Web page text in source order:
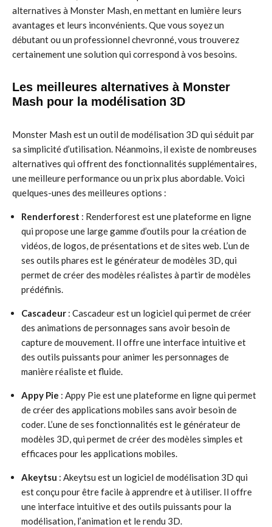
alternatives à Monster Mash, en mettant en lumière leurs
avantages et leurs inconvénients. Que vous soyez un
débutant ou un professionnel chevronné, vous trouverez
certainement une solution qui correspond à vos besoins.
Les meilleures alternatives à Monster
Mash pour la modélisation 3D
Monster Mash est un outil de modélisation 3D qui séduit par
sa simplicité d’utilisation. Néanmoins, il existe de nombreuses
alternatives qui offrent des fonctionnalités supplémentaires,
une meilleure performance ou un prix plus abordable. Voici
quelques-unes des meilleures options :
Renderforest : Renderforest est une plateforme en ligne
qui propose une large gamme d’outils pour la création de
vidéos, de logos, de présentations et de sites web. L’un de
ses outils phares est le générateur de modèles 3D, qui
permet de créer des modèles réalistes à partir de modèles
prédéfinis.
Cascadeur : Cascadeur est un logiciel qui permet de créer
des animations de personnages sans avoir besoin de
capture de mouvement. Il offre une interface intuitive et
des outils puissants pour animer les personnages de
manière réaliste et fluide.
Appy Pie : Appy Pie est une plateforme en ligne qui permet
de créer des applications mobiles sans avoir besoin de
coder. L’une de ses fonctionnalités est le générateur de
modèles 3D, qui permet de créer des modèles simples et
efficaces pour les applications mobiles.
Akeytsu : Akeytsu est un logiciel de modélisation 3D qui
est conçu pour être facile à apprendre et à utiliser. Il offre
une interface intuitive et des outils puissants pour la
modélisation, l’animation et le rendu 3D.